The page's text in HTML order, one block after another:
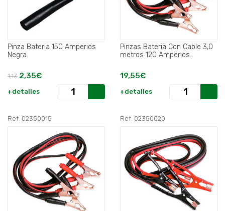
Pinza Bateria 150 Amperios
Negra.
1,13 2,35€
+detalles
Pinzas Bateria Con Cable 3,0
metros 120 Amperios..
19,55€
+detalles
Ref: 02350015 Ref: 02350020